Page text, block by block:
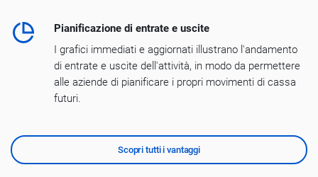
Pianificazione di entrate e uscite
I grafici immediati e aggiornati illustrano l'andamento
di entrate e uscite dell'attività, in modo da permettere
alle aziende di pianificare i propri movimenti di cassa
futuri.
Scopri tutti i vantaggi